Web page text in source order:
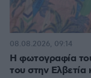
Η φωτογραφία
του στην Ελβετία
08.08.2026, 09:14